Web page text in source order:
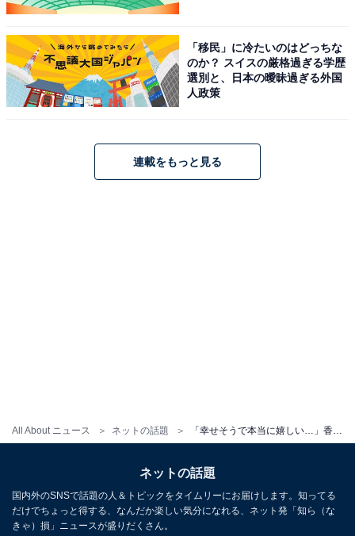
All About ニュース ネットの話題
「移民」に冷たいのはどっちな
のか？ スイスの厳格過ぎる学歴
選別と、日本の曖昧過ぎる外国
人政策
連載をもっと見る
ネットの話題
国内外のSNSで話題の人＆トピックをタイムリーにお届けします。知ってる
だけでちょっと得する、なんだか楽しい気分になれる、ネット発「知ら（な
きゃ）損」ニュースが盛りだくさん。